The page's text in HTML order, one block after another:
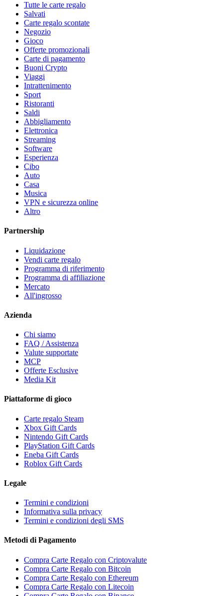
Tutte le carte regalo
Salvati
Carte regalo scontate
Negozio
Gioco
Offerte promozionali
Carte di pagamento
Buoni Crypto
Viaggi
Intrattenimento
Sport
Ristoranti
Saldi
Abbigliamento
Elettronica
Streaming
Software
Esperienza
Cibo
Auto
Casa
Musica
VPN e sicurezza online
Altro
Partnership
Liquidazione
Vendi carte regalo
Programma di riferimento
Programma di affiliazione
Mercato
All'ingrosso
Azienda
Chi siamo
FAQ / Assistenza
Valute supportate
MCP
Offerte Esclusive
Media Kit
Piattaforme di gioco
Carte regalo Steam
Xbox Gift Cards
Nintendo Gift Cards
PlayStation Gift Cards
Eneba Gift Cards
Roblox Gift Cards
Legale
Termini e condizioni
Informativa sulla privacy
Termini e condizioni degli SMS
Metodi di Pagamento
Compra Carte Regalo con Criptovalute
Compra Carte Regalo con Bitcoin
Compra Carte Regalo con Ethereum
Compra Carte Regalo con Litecoin